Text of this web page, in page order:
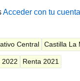
Acceder con tu cuenta
Central Castilla La
2022 Renta 2021